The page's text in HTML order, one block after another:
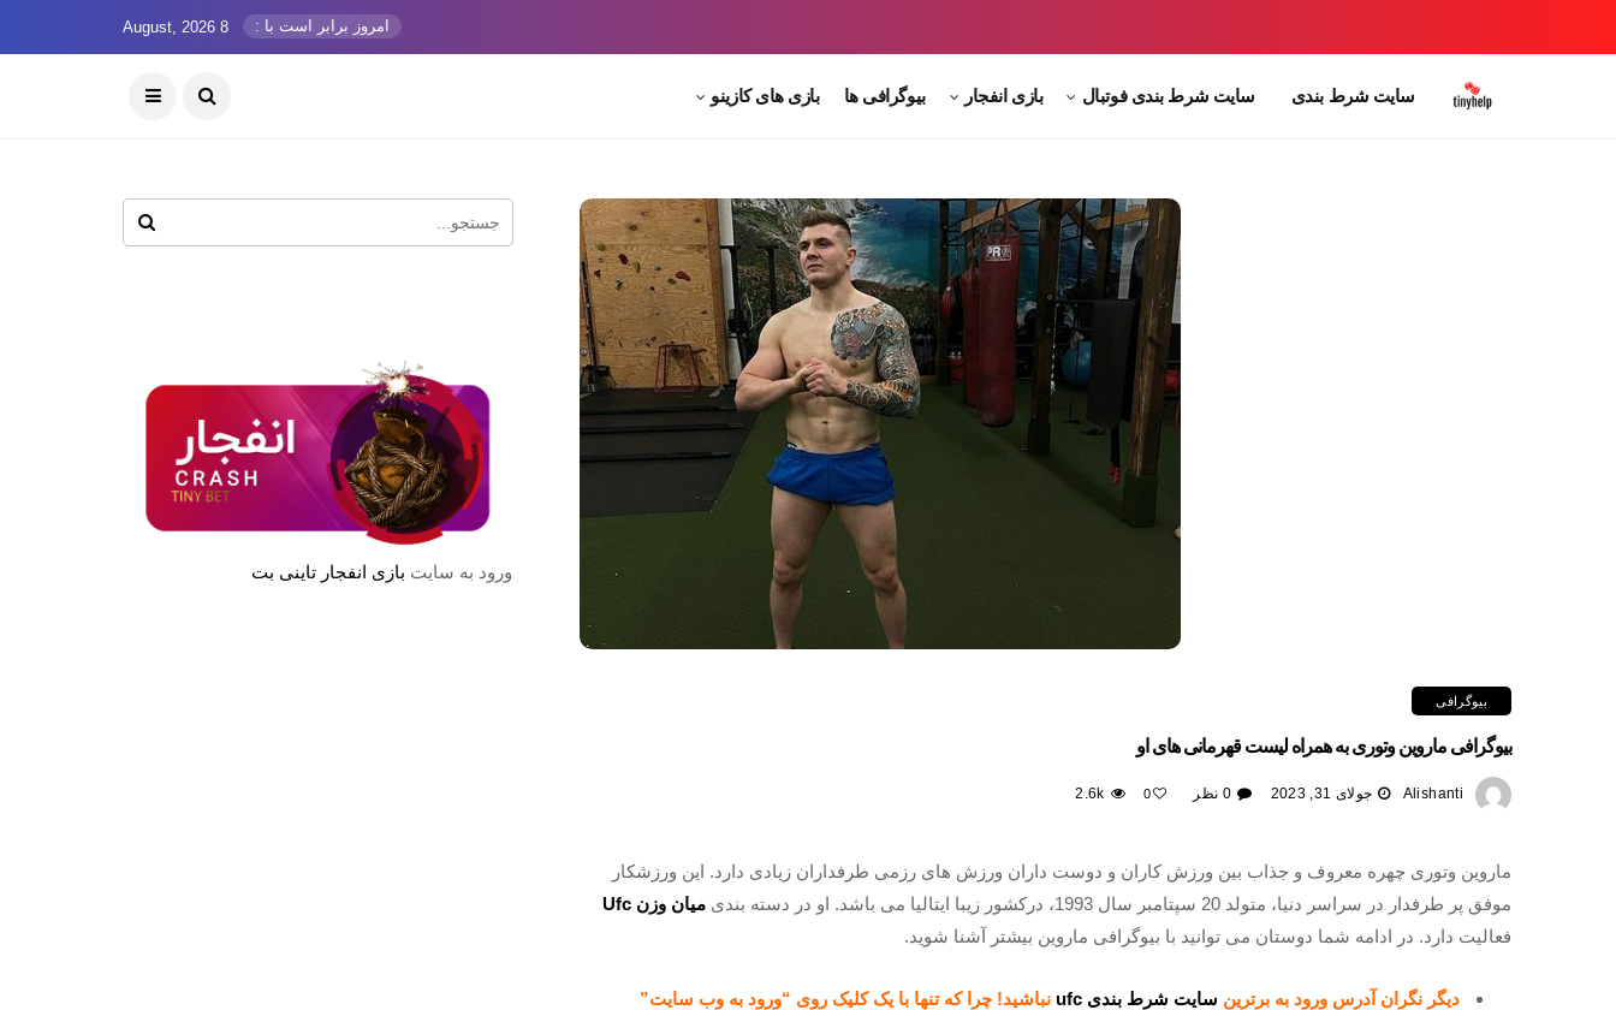
امروز برابر است با : 8 August, 2026
سایت شرط بندی سایت شرط بندی فوتبال بازی انفجار بیوگرافی ها بازی های کازینو
بیوگرافی
بیوگرافی ماروین وتوری به همراه لیست قهرمانی های او
Alishanti جولای 31, 2023 0 نظر 0
2.6k
ماروین وتوری چهره معروف و جذاب بین ورزش کاران و دوست داران ورزش های رزمی طرفداران زیادی دارد. این ورزشکار
موفق پر طرفدار در سراسر دنیا، متولد 20 سپتامبر سال 1993، درکشور زیبا ایتالیا می باشد. او در دسته بندی
میان وزن Ufc
فعالیت دارد. در ادامه شما دوستان می توانید با بیوگرافی ماروین بیشتر آشنا شوید.
دیگر نگران آدرس ورود به برترین سایت شرط بندی ufc
نباشید! چرا که تنها با یک کلیک روی “ورود به وب سایت”
ورود به سایت بازی انفجار تاینی بت